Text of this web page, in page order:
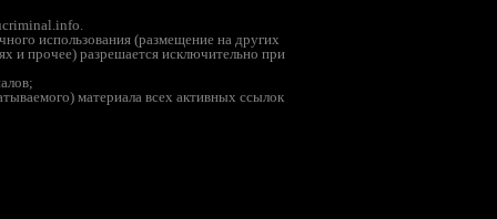
использования (размещение на других
и прочее) разрешается исключительно при
материала всех активных ссылок